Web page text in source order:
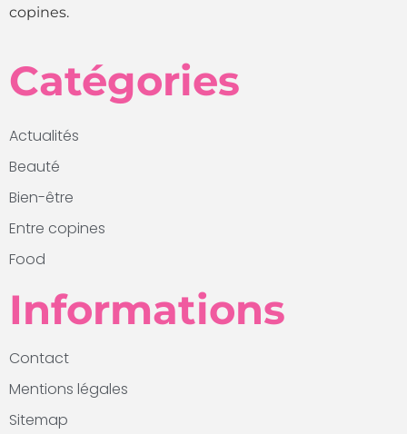
copines.
Catégories
Actualités
Beauté
Bien-être
Entre copines
Food
Informations
Contact
Mentions légales
Sitemap